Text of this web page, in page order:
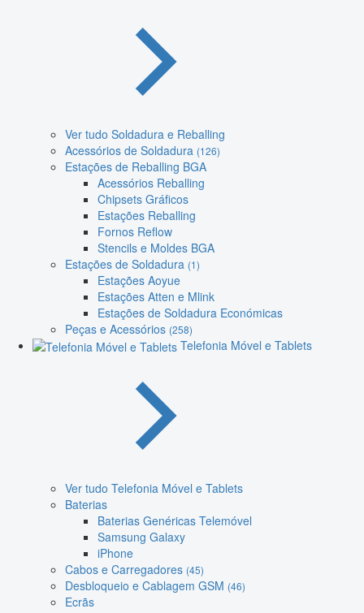
Ver tudo Soldadura e Reballing
Acessórios de Soldadura (126)
Estações de Reballing BGA
Acessórios Reballing
Chipsets Gráficos
Estações Reballing
Fornos Reflow
Stencils e Moldes BGA
Estações de Soldadura (1)
Estações Aoyue
Estações Atten e Mlink
Estações de Soldadura Económicas
Peças e Acessórios (258)
Telefonia Móvel e Tablets
Ver tudo Telefonia Móvel e Tablets
Baterias
Baterias Genéricas Telemóvel
Samsung Galaxy
iPhone
Cabos e Carregadores (45)
Desbloqueio e Cablagem GSM (46)
Ecrãs